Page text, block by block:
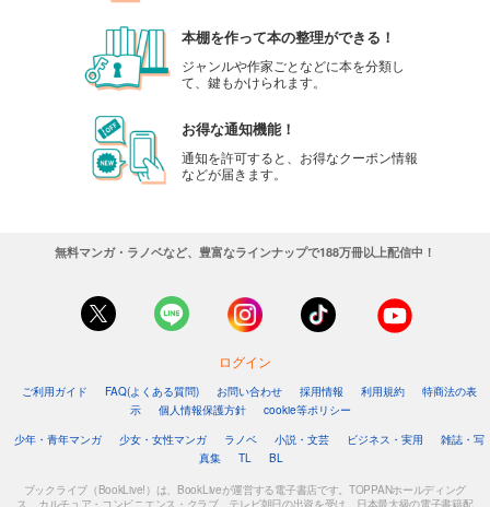
本棚を作って本の整理ができる！
ジャンルや作家ごとなどに本を分類し
て、鍵もかけられます。
お得な通知機能！
通知を許可すると、お得なクーポン情報
などが届きます。
無料マンガ・ラノベなど、豊富なラインナップで188万冊以上配信中！
ログイン
ご利用ガイド FAQ(よくある質問) お問い合わせ 採用情報 利用規約
特商法の表
示
個人情報保護方針
cookie等ポリシー
少年・青年マンガ
少女・女性マンガ ラノベ 小説・文芸 ビジネス・実用
雑誌・写
真集
TL BL
ブックライブ（BookLive!）は、BookLiveが運営する電子書店です。TOPPANホールディング
ス、カルチュア・コンビニエンス・クラブ、テレビ朝日の出資を受け、日本最大級の電子書籍配